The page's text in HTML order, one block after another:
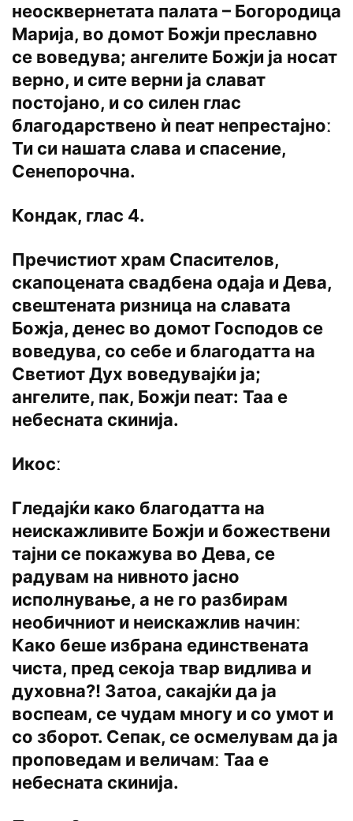
неосквернетата палата – Богородица
Марија, во домот Божји преславно
се воведува; ангелите Божји ја носат
верно, и сите верни ја слават
постојано, и со силен глас
благодарствено ѝ пеат непрестајноː
Ти си нашата слава и спасение,
Сенепорочна.
Кондак, глас 4.
Пречистиот храм Спасителов,
скапоцената свадбена одаја и Дева,
свештената ризница на славата
Божја, денес во домот Господов се
воведува, со себе и благодатта на
Светиот Дух воведувајќи ја;
ангелите, пак, Божји пеат: Таа е
небесната скинија.
Икосː
Гледајќи како благодатта на
неискажливите Божји и божествени
тајни се покажува во Дева, се
радувам на нивното јасно
исполнување, а не го разбирам
необичниот и неискажлив начинː
Како беше избрана единствената
чиста, пред секоја твар видлива и
духовна?! Затоа, сакајќи да ја
воспеам, се чудам многу и со умот и
со зборот. Сепак, се осмелувам да ја
проповедам и величамː Таа е
небесната скинија.